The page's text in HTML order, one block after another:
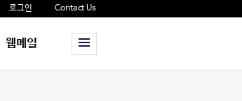
로그인 Contact Us
웹메일